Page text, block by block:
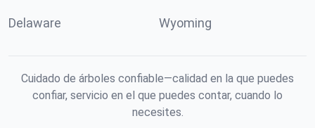
Delaware Wyoming
Cuidado de árboles confiable—calidad en la que puedes
confiar, servicio en el que puedes contar, cuando lo
necesites.